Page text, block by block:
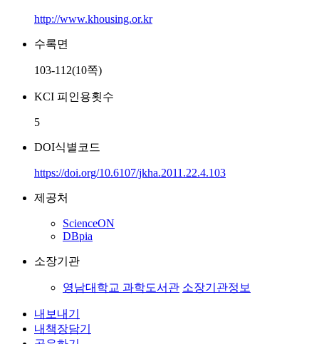
http://www.khousing.or.kr
수록면
103-112(10쪽)
KCI 피인용횟수
5
DOI식별코드
https://doi.org/10.6107/jkha.2011.22.4.103
제공처
ScienceON
DBpia
소장기관
영남대학교 과학도서관 소장기관정보
내보내기
내책장담기